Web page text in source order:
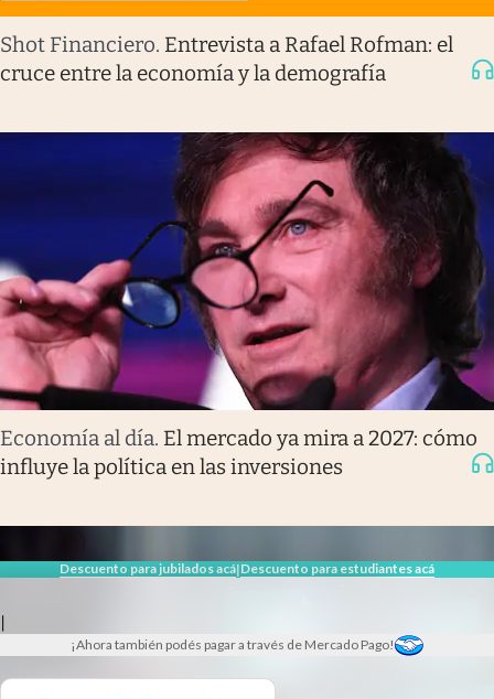
Descuento para jubilados acá|Descuento para estudiantes acá
|
¡Ahora también podés pagar a través de Mercado Pago!
Shot Financiero. Entrevista a Rafael Rofman: el
cruce entre la economía y la demografía
Economía al día. El mercado ya mira a 2027: cómo
influye la política en las inversiones